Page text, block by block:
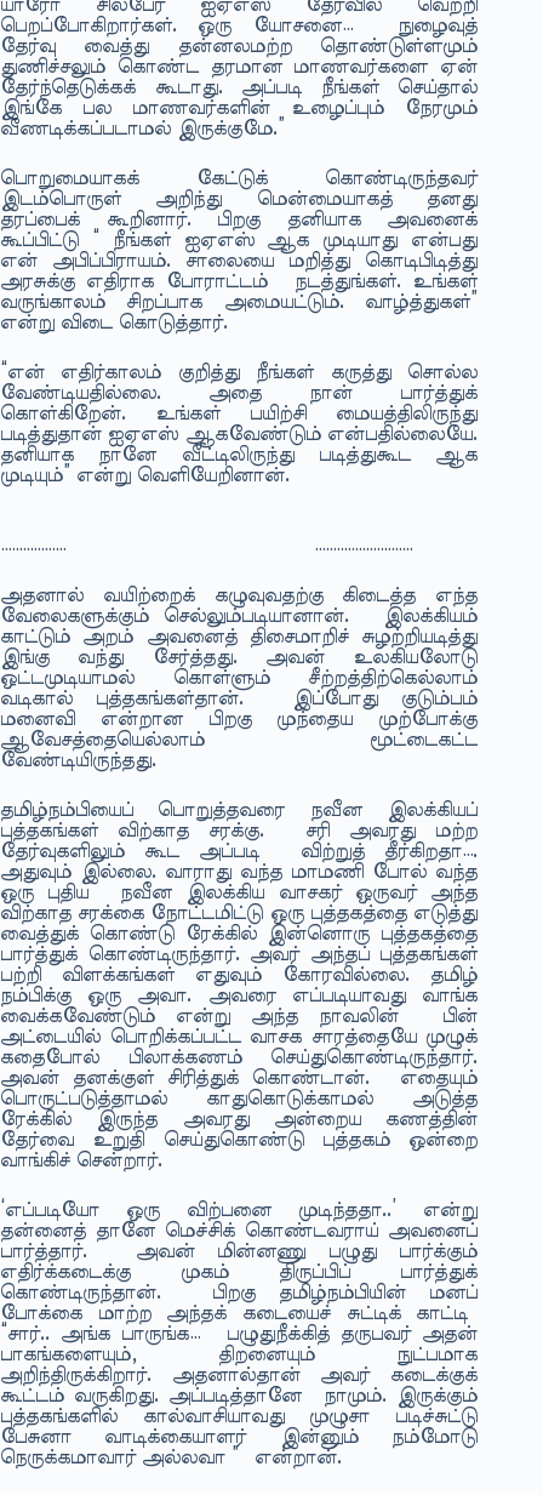
யாரோ சிலபேர் ஐஏஎஸ் தேர்வில் வெற்றி
பெறப்போகிறார்கள். ஒரு யோசனை… நுழைவுத்
தேர்வு வைத்து தன்னலமற்ற தொண்டுள்ளமும்
துணிச்சலும் கொண்ட தரமான மாணவர்களை ஏன்
தேர்ந்தெடுக்கக் கூடாது. அப்படி நீங்கள் செய்தால்
இங்கே பல மாணவர்களின் உழைப்பும் நேரமும்
வீணடிக்கப்படாமல் இருக்குமே.”
பொறுமையாகக் கேட்டுக் கொண்டிருந்தவர்
இடம்பொருள் அறிந்து மென்மையாகத் தனது
தரப்பைக் கூறினார். பிறகு தனியாக அவனைக்
கூப்பிட்டு “ நீங்கள் ஐஏஎஸ் ஆக முடியாது என்பது
என் அபிப்பிராயம். சாலையை மறித்து கொடிபிடித்து
அரசுக்கு எதிராக போராட்டம் நடத்துங்கள். உங்கள்
வருங்காலம் சிறப்பாக அமையட்டும். வாழ்த்துகள்”
என்று விடை கொடுத்தார்.
“என் எதிர்காலம் குறித்து நீங்கள் கருத்து சொல்ல
வேண்டியதில்லை. அதை நான் பார்த்துக்
கொள்கிறேன். உங்கள் பயிற்சி மையத்திலிருந்து
படித்துதான் ஐஏஎஸ் ஆகவேண்டும் என்பதில்லையே.
தனியாக நானே வீட்டிலிருந்து படித்துகூட ஆக
முடியும்” என்று வெளியேறினான்.
……………… ………………………
அதனால் வயிற்றைக் கழுவுவதற்கு கிடைத்த எந்த
வேலைகளுக்கும் செல்லும்படியானான். இலக்கியம்
காட்டும் அறம் அவனைத் திசைமாறிச் சுழற்றியடித்து
இங்கு வந்து சேர்த்தது. அவன் உலகியலோடு
ஒட்டமுடியாமல் கொள்ளும் சீற்றத்திற்கெல்லாம்
வடிகால் புத்தகங்கள்தான். இப்போது குடும்பம்
மனைவி என்றான பிறகு முந்தைய முற்போக்கு
ஆவேசத்தையெல்லாம் மூட்டைகட்ட
வேண்டியிருந்தது.
தமிழ்நம்பியைப் பொறுத்தவரை நவீன இலக்கியப்
புத்தகங்கள் விற்காத சரக்கு. சரி அவரது மற்ற
தேர்வுகளிலும் கூட அப்படி விற்றுத் தீர்கிறதா….
அதுவும் இல்லை. வாராது வந்த மாமணி போல் வந்த
ஒரு புதிய நவீன இலக்கிய வாசகர் ஒருவர் அந்த
விற்காத சரக்கை நோட்டமிட்டு ஒரு புத்தகத்தை எடுத்து
வைத்துக் கொண்டு ரேக்கில் இன்னொரு புத்தகத்தை
பார்த்துக் கொண்டிருந்தார். அவர் அந்தப் புத்தகங்கள்
பற்றி விளக்கங்கள் எதுவும் கோரவில்லை. தமிழ்
நம்பிக்கு ஒரு அவா. அவரை எப்படியாவது வாங்க
வைக்கவேண்டும் என்று அந்த நாவலின் பின்
அட்டையில் பொறிக்கப்பட்ட வாசக சாரத்தையே முழுக்
கதைபோல் பிலாக்கணம் செய்துகொண்டிருந்தார்.
அவன் தனக்குள் சிரித்துக் கொண்டான். எதையும்
பொருட்படுத்தாமல் காதுகொடுக்காமல் அடுத்த
ரேக்கில் இருந்த அவரது அன்றைய கணத்தின்
தேர்வை உறுதி செய்துகொண்டு புத்தகம் ஒன்றை
வாங்கிச் சென்றார்.
‘எப்படியோ ஒரு விற்பனை முடிந்ததா..’ என்று
தன்னைத் தானே மெச்சிக் கொண்டவராய் அவனைப்
பார்த்தார். அவன் மின்னணு பழுது பார்க்கும்
எதிர்க்கடைக்கு முகம் திருப்பிப் பார்த்துக்
கொண்டிருந்தான். பிறகு தமிழ்நம்பியின் மனப்
போக்கை மாற்ற அந்தக் கடையைச் சுட்டிக் காட்டி
“சார்.. அங்க பாருங்க… பழுதுநீக்கித் தருபவர் அதன்
பாகங்களையும், திறனையும் நுட்பமாக
அறிந்திருக்கிறார். அதனால்தான் அவர் கடைக்குக்
கூட்டம் வருகிறது. அப்படித்தானே நாமும். இருக்கும்
புத்தகங்களில் கால்வாசியாவது முழுசா படிச்சுட்டு
பேசுனா வாடிக்கையாளர் இன்னும் நம்மோடு
நெருக்கமாவார் அல்லவா ” என்றான்.